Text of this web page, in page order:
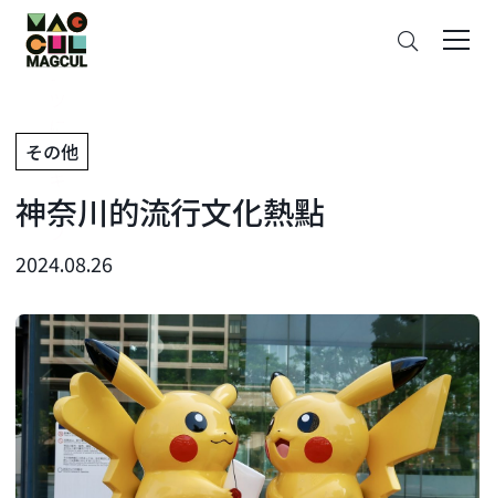
ン
テ
ン
に
ス
キ
ッ
プ
その他
神奈川的流行文化熱點
2024.08.26